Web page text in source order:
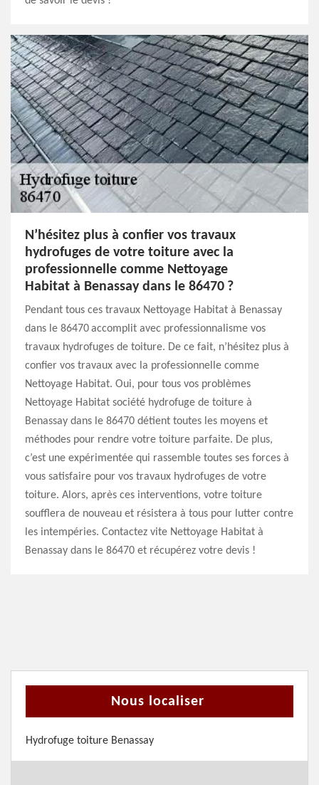
N’hésitez plus à confier vos travaux
hydrofuges de votre toiture avec la
professionnelle comme Nettoyage
Habitat à Benassay dans le 86470 ?
Pendant tous ces travaux Nettoyage Habitat à Benassay
dans le 86470 accomplit avec professionnalisme vos
travaux hydrofuges de toiture. De ce fait, n’hésitez plus à
confier vos travaux avec la professionnelle comme
Nettoyage Habitat. Oui, pour tous vos problèmes
Nettoyage Habitat société hydrofuge de toiture à
Benassay dans le 86470 détient toutes les moyens et
méthodes pour rendre votre toiture parfaite. De plus,
c’est une expérimentée qui rassemble toutes ses forces à
vous satisfaire pour vos travaux hydrofuges de votre
toiture. Alors, après ces interventions, votre toiture
soufflera de nouveau et résistera à tous pour lutter contre
les intempéries. Contactez vite Nettoyage Habitat à
Benassay dans le 86470 et récupérez votre devis !
Nous localiser
Hydrofuge toiture Benassay